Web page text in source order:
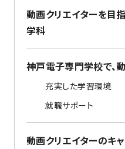
動画クリエイターを目
学科
神戸電子専門学校で、
充実した学習環境
就職サポート
動画クリエイターのキ